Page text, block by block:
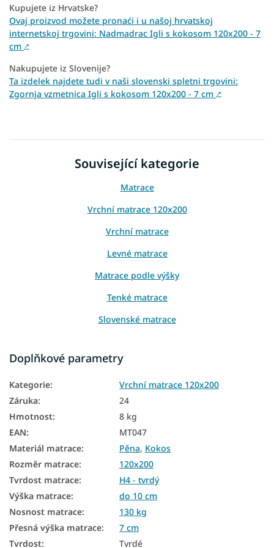
Kupujete iz Hrvatske?
Ovaj proizvod možete pronaći i u našoj hrvatskoj
internetskoj trgovini: Nadmadrac Igli s kokosom 120x200 - 7
cm ↗
Nakupujete iz Slovenije?
Ta izdelek najdete tudi v naši slovenski spletni trgovini:
Zgornja vzmetnica Igli s kokosom 120x200 - 7 cm ↗
Související kategorie
Matrace
Vrchní matrace 120x200
Vrchní matrace
Levné matrace
Matrace podle výšky
Tenké matrace
Slovenské matrace
Matrace na sezení
Matrace na gauč
Matrace na válendu
Vrchní matrace Aloe Vera
Levné matrace 120x200
Tenké matrace 120x200
Vrchní matrace tvrdé
Vrchní matrace 7 cm
Doplňkové parametry
Kategorie:
Vrchní matrace 120x200
Záruka:
24
Hmotnost:
8 kg
EAN:
MT047
Materiál matrace: Pěna, Kokos
Rozměr matrace:
120x200
Tvrdost matrace:
H4 - tvrdý
Výška matrace:
do 10 cm
Nosnost matrace:
130 kg
Přesná výška matrace:
7 cm
Tvrdost: Tvrdé